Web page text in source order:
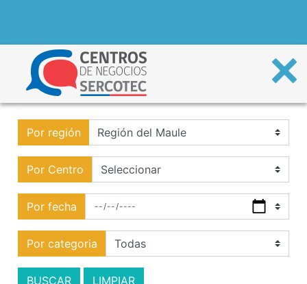
Por región
Por Centro
Por fecha
Por categoria
BUSCAR LIMPIAR